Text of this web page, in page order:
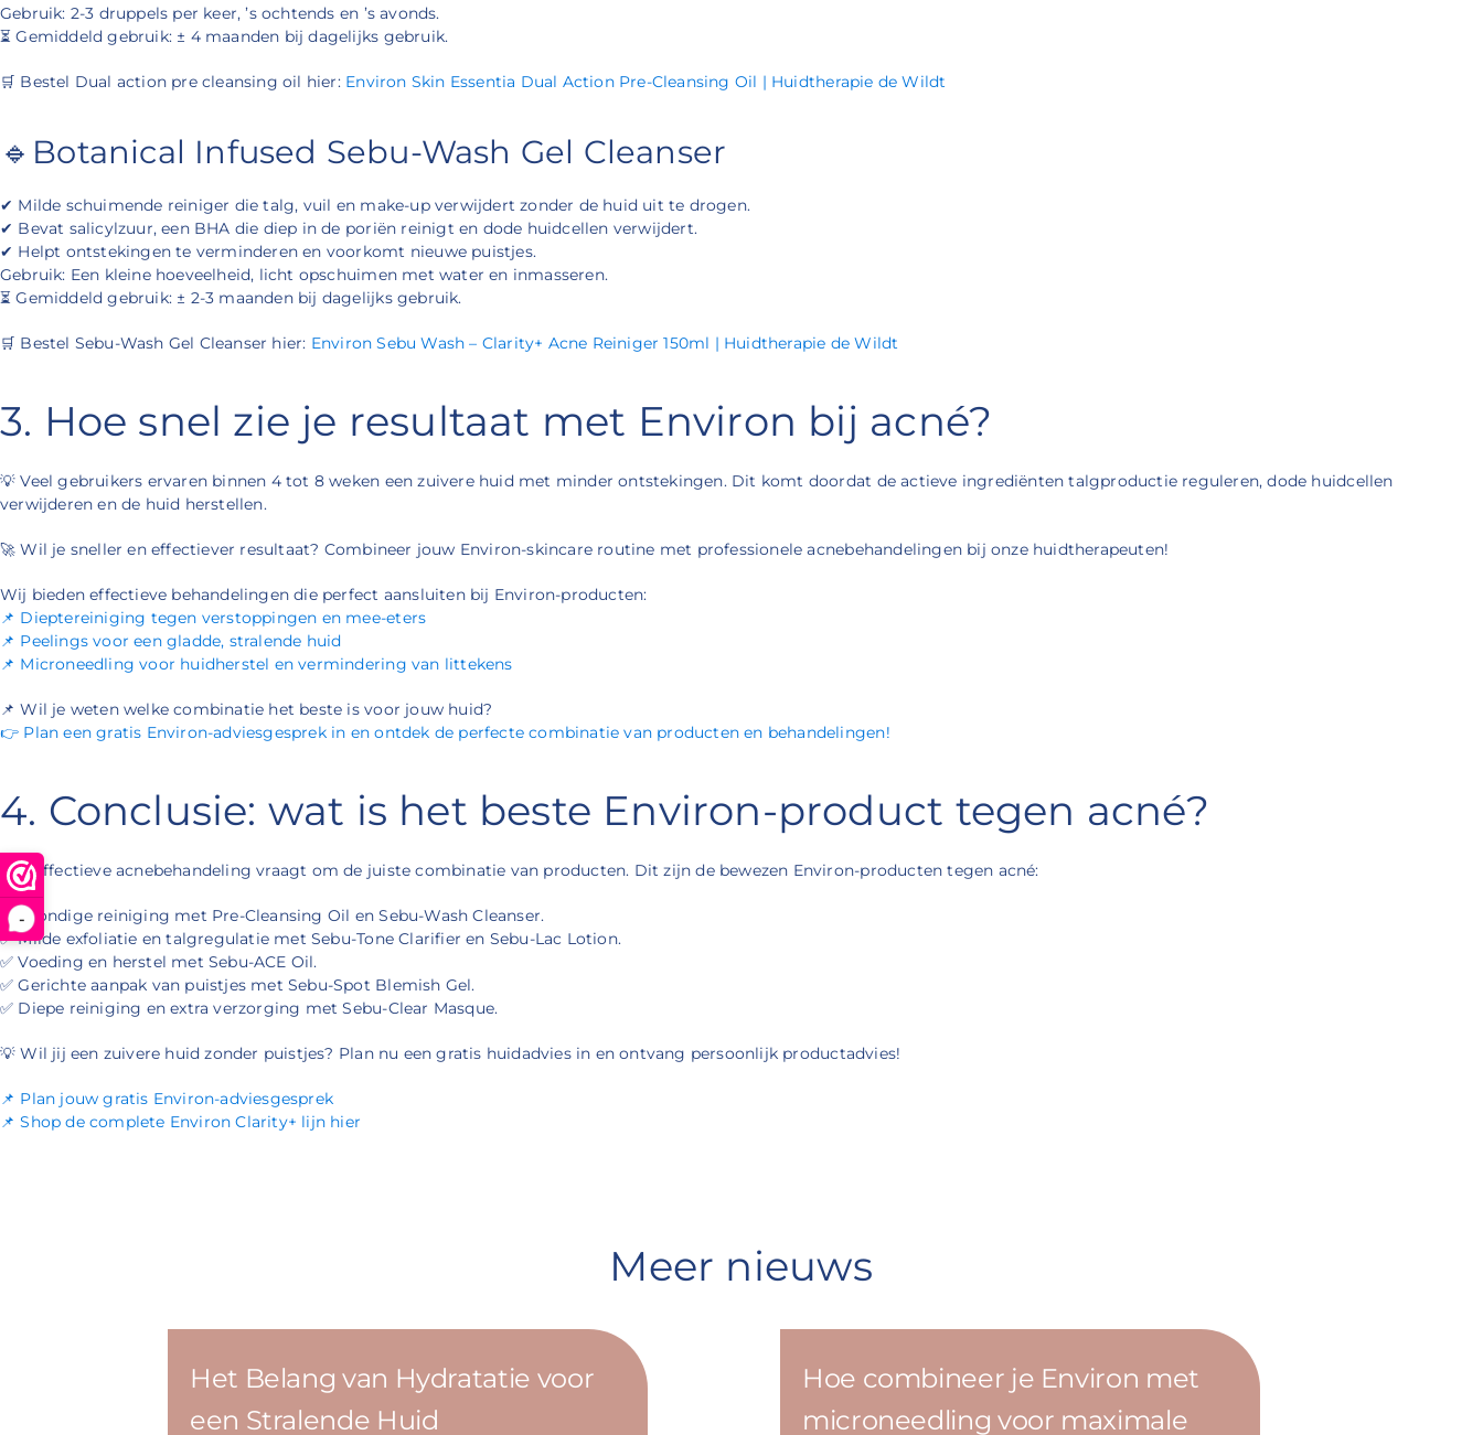
-
Gebruik: 2-3 druppels per keer, ’s ochtends en ’s avonds.
⏳ Gemiddeld gebruik: ± 4 maanden bij dagelijks gebruik.
🛒 Bestel Dual action pre cleansing oil hier: Environ Skin Essentia Dual Action Pre-Cleansing Oil | Huidtherapie de Wildt
🔹Botanical Infused Sebu-Wash Gel Cleanser
✔ Milde schuimende reiniger die talg, vuil en make-up verwijdert zonder de huid uit te drogen.
✔ Bevat salicylzuur, een BHA die diep in de poriën reinigt en dode huidcellen verwijdert.
✔ Helpt ontstekingen te verminderen en voorkomt nieuwe puistjes.
Gebruik: Een kleine hoeveelheid, licht opschuimen met water en inmasseren.
⏳ Gemiddeld gebruik: ± 2-3 maanden bij dagelijks gebruik.
🛒 Bestel Sebu-Wash Gel Cleanser hier: Environ Sebu Wash – Clarity+ Acne Reiniger 150ml | Huidtherapie de Wildt
3. Hoe snel zie je resultaat met Environ bij acné?
💡 Veel gebruikers ervaren binnen 4 tot 8 weken een zuivere huid met minder ontstekingen. Dit komt doordat de actieve ingrediënten talgproductie reguleren, dode huidcellen
verwijderen en de huid herstellen.
🚀 Wil je sneller en effectiever resultaat? Combineer jouw Environ-skincare routine met professionele acnebehandelingen bij onze huidtherapeuten!
Wij bieden effectieve behandelingen die perfect aansluiten bij Environ-producten:
📌 Dieptereiniging tegen verstoppingen en mee-eters
📌 Peelings voor een gladde, stralende huid
📌 Microneedling voor huidherstel en vermindering van littekens
📌 Wil je weten welke combinatie het beste is voor jouw huid?
👉 Plan een gratis Environ-adviesgesprek in en ontdek de perfecte combinatie van producten en behandelingen!
4. Conclusie: wat is het beste Environ-product tegen acné?
Een effectieve acnebehandeling vraagt om de juiste combinatie van producten. Dit zijn de bewezen Environ-producten tegen acné:
✅ Grondige reiniging met Pre-Cleansing Oil en Sebu-Wash Cleanser.
✅ Milde exfoliatie en talgregulatie met Sebu-Tone Clarifier en Sebu-Lac Lotion.
✅ Voeding en herstel met Sebu-ACE Oil.
✅ Gerichte aanpak van puistjes met Sebu-Spot Blemish Gel.
✅ Diepe reiniging en extra verzorging met Sebu-Clear Masque.
💡 Wil jij een zuivere huid zonder puistjes? Plan nu een gratis huidadvies in en ontvang persoonlijk productadvies!
📌 Plan jouw gratis Environ-adviesgesprek
📌 Shop de complete Environ Clarity+ lijn hier
Meer nieuws
Het Belang van Hydratatie voor
een Stralende Huid
Hoe combineer je Environ met
microneedling voor maximale